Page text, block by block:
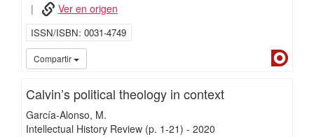
Ver en origen
ISSN/ISBN 0031-4749
Compartir
Calvin’s political theology in context
García-Alonso, M.
Intellectual History Review (p. 1-21) - 2020